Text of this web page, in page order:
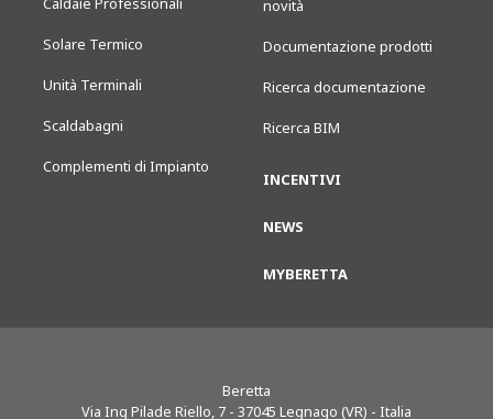
Solare Termico
Unità Terminali
Scaldabagni
Complementi di Impianto
novità
Documentazione prodotti
Ricerca documentazione
Ricerca BIM
INCENTIVI
NEWS
MYBERETTA
Beretta
Via Ing Pilade Riello, 7 - 37045 Legnago (VR) - Italia